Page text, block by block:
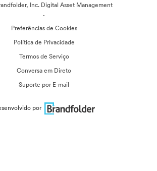
Inc. Digital Asset Management
·
Preferências de Cookies
Política de Privacidade
Termos de Serviço
Conversa em Direto
Suporte por E-mail
por